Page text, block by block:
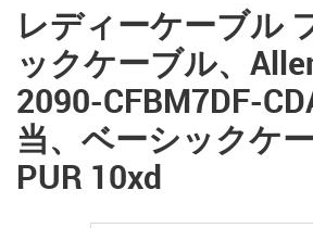
レディーケーブル
ックケーブル、
2090-CFBM7DF-
当、ベーシックケー
PUR 10xd